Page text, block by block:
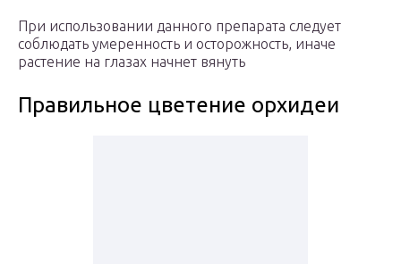
При использовании данного препарата следует
соблюдать умеренность и осторожность, иначе
растение на глазах начнет вянуть
Правильное цветение орхидеи